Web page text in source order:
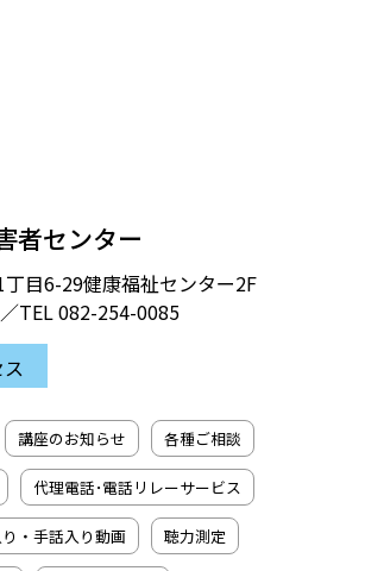
者センター
目6-29健康福祉センター2F
TEL082-254-0085
講座のお知らせ 各種ご相談
代理電話･電話リレーサービス
・手話入り動画 聴力測定